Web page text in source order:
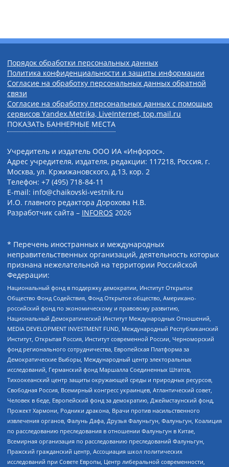
Порядок обработки персональных данных
Политика конфиденциальности и защиты информации
Согласие на обработку персональных данных обратной
связи
Согласие на обработку персональных данных с помощью
сервисов Yandex.Metrika, LiveInternet, top.mail.ru
ПОКАЗАТЬ БАННЕРНЫЕ МЕСТА
Учредитель и издатель ООО ИА «Инфорос».
Адрес учредителя, издателя, редакции: 117218, Россия, г.
Москва, ул. Кржижановского, д.13, кор. 2
Телефон: +7 (495) 718-84-11
E-mail: info@chaikovski-vestnik.ru
И.О. главного редактора Дорохова Н.В.
Разработчик сайта – INFOROS 2026
* Перечень иностранных и международных
неправительственных организаций, деятельность которых
признана нежелательной на территории Российской
Федерации:
Национальный фонд в поддержку демократии, Институт Открытое
Общество Фонд Содействия, Фонд Открытое общество, Американо-
российский фонд по экономическому и правовому развитию,
Национальный Демократический Институт Международных Отношений,
MEDIA DEVELOPMENT INVESTMENT FUND, Международный Республиканский
Институт, Открытая Россия, Институт современной России, Черноморский
фонд регионального сотрудничества, Европейская Платформа за
Демократические Выборы, Международный центр электоральных
исследований, Германский фонд Маршалла Соединенных Штатов,
Тихоокеанский центр защиты окружающей среды и природных ресурсов,
Свободная Россия, Всемирный конгресс украинцев, Атлантический совет,
Человек в беде, Европейский фонд за демократию, Джеймстаунский фонд,
Прожект Хармони, Родники дракона, Врачи против насильственного
извлечения органов, Фалунь Дафа, Друзья Фалуньгун, Фалуньгун, Коалиция
по расследованию преследования в отношении Фалуньгун в Китае,
Всемирная организация по расследованию преследований Фалуньгун,
Пражский гражданский центр, Ассоциация школ политических
исследований при Совете Европы, Центр либеральной современности,